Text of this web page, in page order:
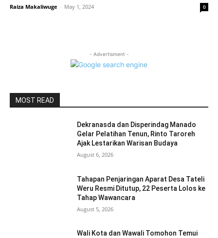
Raiza Makaliwuge - May 1, 2024 0
- Advertisment -
MOST READ
Dekranasda dan Disperindag Manado
Gelar Pelatihan Tenun, Rinto Taroreh
Ajak Lestarikan Warisan Budaya
August 6, 2026
Tahapan Penjaringan Aparat Desa Tateli
Weru Resmi Ditutup, 22 Peserta Lolos ke
Tahap Wawancara
August 5, 2026
Wali Kota dan Wawali Tomohon Temui